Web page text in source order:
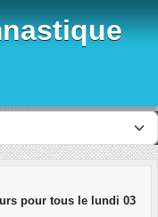
pour tous le lundi 03